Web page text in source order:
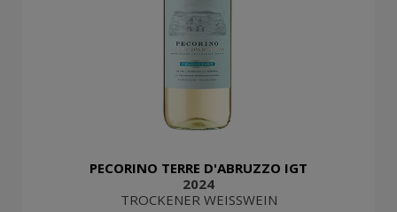
PECORINO TERRE D'ABRUZZO IGT
2024
TROCKENER WEISSWEIN